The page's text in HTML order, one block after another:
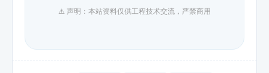
⚠️ 声明：本站资料仅供工程技术交流，严禁商用